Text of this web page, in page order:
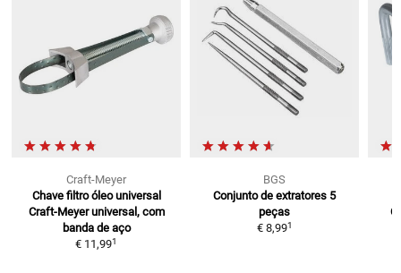
Craft-Meyer
Chave filtro óleo universal
Craft-Meyer universal, com
banda de aço
€ 11,991
BGS
Conjunto de extratores 5
peças
€ 8,991